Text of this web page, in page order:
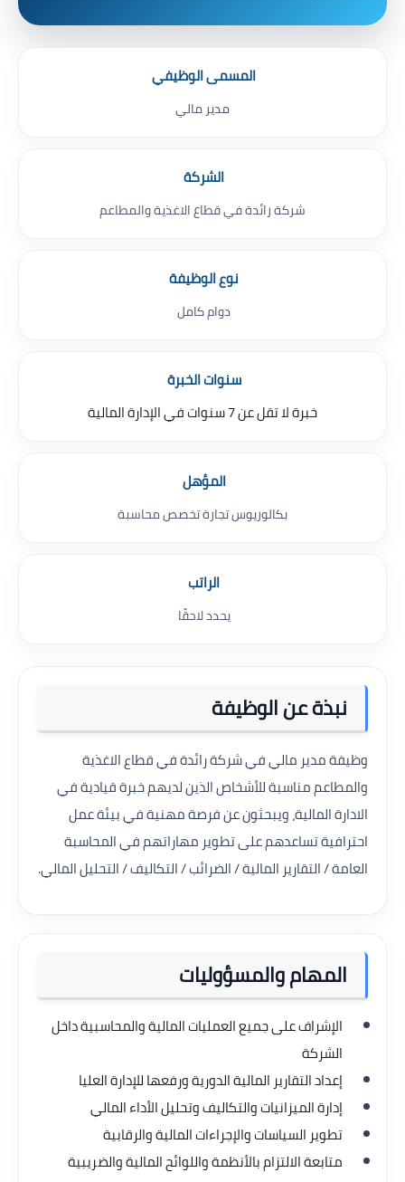
المسمى الوظيفي
مدير مالي
الشركة
شركة رائدة في قطاع الاغذية والمطاعم
نوع الوظيفة
دوام كامل
سنوات الخبرة
خبرة لا تقل عن 7 سنوات في الإدارة المالية
المؤهل
بكالوريوس تجارة تخصص محاسبة
الراتب
يحدد لاحقًا
نبذة عن الوظيفة
وظيفة مدير مالي في شركة رائدة في قطاع الاغذية
والمطاعم مناسبة للأشخاص الذين لديهم خبرة قيادية في
الادارة المالية، ويبحثون عن فرصة مهنية في بيئة عمل
احترافية تساعدهم على تطوير مهاراتهم في المحاسبة
العامة / التقارير المالية / الضرائب / التكاليف / التحليل المالي.
المهام والمسؤوليات
الإشراف على جميع العمليات المالية والمحاسبية داخل
الشركة
إعداد التقارير المالية الدورية ورفعها للإدارة العليا
إدارة الميزانيات والتكاليف وتحليل الأداء المالي
تطوير السياسات والإجراءات المالية والرقابية
متابعة الالتزام بالأنظمة واللوائح المالية والضريبية